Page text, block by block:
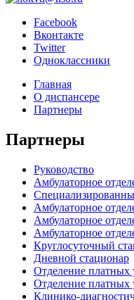
Facebook
Вконтакте
Twitter
Одноклассники
Главная
О диспансере
Партнеры
Партнеры
Руководство
Амбулаторное
Амбулаторное
Амбулаторное
Амбулаторное
Круглосуточный
Дневной стационар
Отделение
Отделение
Клинико-